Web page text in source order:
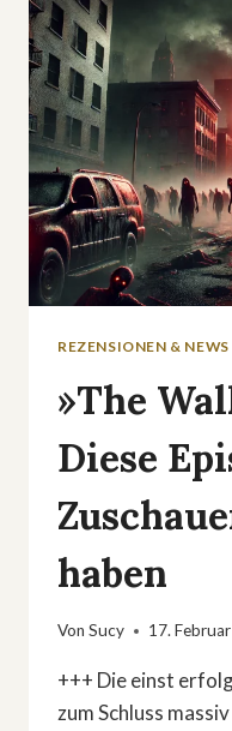
FINALE
VON
REZENSIONEN & NEWS
»The
Diese
haben
Von Sucy 17.
+++ Die einst
zum Schluss